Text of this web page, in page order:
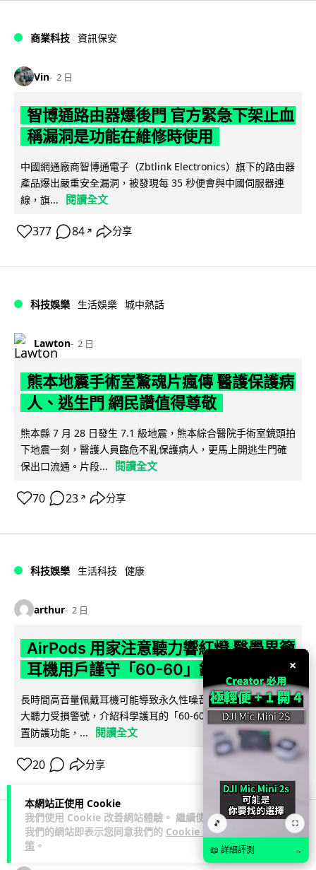
本網站正使用 Cookie
我們使用 Cookie 改善網站體驗。 繼續使用
我們的網站即表示您同意我們的 Cookie 政
策 。
商業科技 資訊保安
Vin 2 日
智博通路由器爆後門 官方緊急下架止血
稱漏洞是功能在維修時使用
中國網通廠商智博通電子（Zbtlink Electronics）旗下的路由器
產品爆出嚴重安全漏洞，被發現每 35 秒便會與中國伺服器連
線，旗...
閱讀全文
377 84 ↗ 分享
科技娛樂 生活娛樂 城中熱話
Lawton 2 日
熊本地震手術室驚魂片瘋傳 醫護保護病
人、逃生門 網民讚值得尊敬
熊本縣 7 月 28 日發生 7.1 級地震，熊本綜合醫院手術室鏡頭拍
下地震一刻，醫護人員臨危不亂保護病人，更馬上開逃生門確
保出口流通。片段...
閱讀全文
70 23 ↗ 分享
科技娛樂 生活科技 健康
arthur 2 日
AirPods 用家注意聽力響紅燈 醫學界籲
耳機用戶謹守「60-60」鐵律
長時間高音量佩戴耳機可能導致永久性噪音性聽損。本文盤點 4
大聽力受損警號，介紹科學護耳的「60-60 原則」及 Apple 內
置防護功能，...
閱讀全文
20 分享
人工智能
×
🎵 ⛶
📖 詳細評測 →